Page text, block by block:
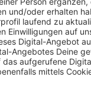
32-jährigen
anderem
ohne aber die
er so um insgesamt